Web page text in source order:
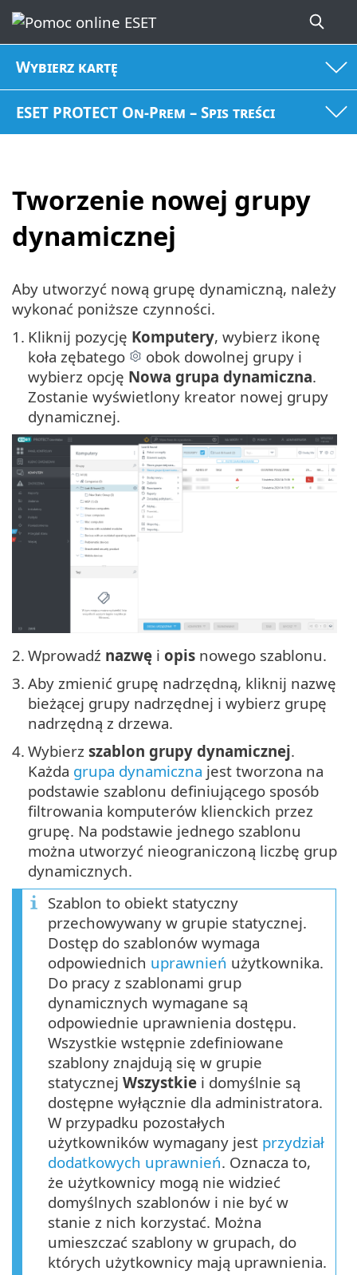
Wybierz kartę
ESET PROTECT On-Prem – Spis treści
Tworzenie nowej grupy
dynamicznej
Aby utworzyć nową grupę dynamiczną, należy
wykonać poniższe czynności.
1. Kliknij pozycję Komputery, wybierz ikonę
koła zębatego
obok dowolnej grupy i
wybierz opcję Nowa grupa dynamiczna.
Zostanie wyświetlony kreator nowej grupy
dynamicznej.
2. Wprowadź nazwę i opis nowego szablonu.
3. Aby zmienić grupę nadrzędną, kliknij nazwę
bieżącej grupy nadrzędnej i wybierz grupę
nadrzędną z drzewa.
4. Wybierz szablon grupy dynamicznej.
Każda grupa dynamiczna jest tworzona na
podstawie szablonu definiującego sposób
filtrowania komputerów klienckich przez
grupę. Na podstawie jednego szablonu
można utworzyć nieograniczoną liczbę grup
dynamicznych.
Szablon to obiekt statyczny
przechowywany w grupie statycznej.
Dostęp do szablonów wymaga
odpowiednich uprawnień użytkownika.
Do pracy z szablonami grup
dynamicznych wymagane są
odpowiednie uprawnienia dostępu.
Wszystkie wstępnie zdefiniowane
szablony znajdują się w grupie
statycznej Wszystkie i domyślnie są
dostępne wyłącznie dla administratora.
W przypadku pozostałych
użytkowników wymagany jest przydział
dodatkowych uprawnień. Oznacza to,
że użytkownicy mogą nie widzieć
domyślnych szablonów i nie być w
stanie z nich korzystać. Można
umieszczać szablony w grupach, do
których użytkownicy mają uprawnienia.